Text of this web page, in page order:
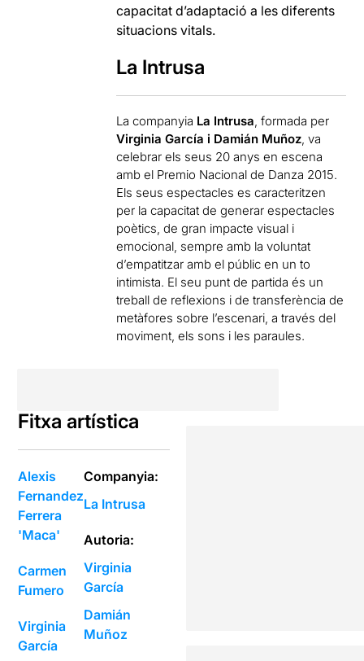
capacitat d’adaptació a les diferents
situacions vitals.
La Intrusa
La companyia La Intrusa, formada per
Virginia García i Damián Muñoz, va
celebrar els seus 20 anys en escena
amb el Premio Nacional de Danza 2015.
Els seus espectacles es caracteritzen
per la capacitat de generar espectacles
poètics, de gran impacte visual i
emocional, sempre amb la voluntat
d’empatitzar amb el públic en un to
intimista. El seu punt de partida és un
treball de reflexions i de transferència de
metàfores sobre l’escenari, a través del
moviment, els sons i les paraules.
Fitxa artística
Alexis
Fernandez
Ferrera
'Maca'
Carmen
Fumero
Virginia
García
Companyia:
La Intrusa
Autoria:
Virginia
García
Damián
Muñoz